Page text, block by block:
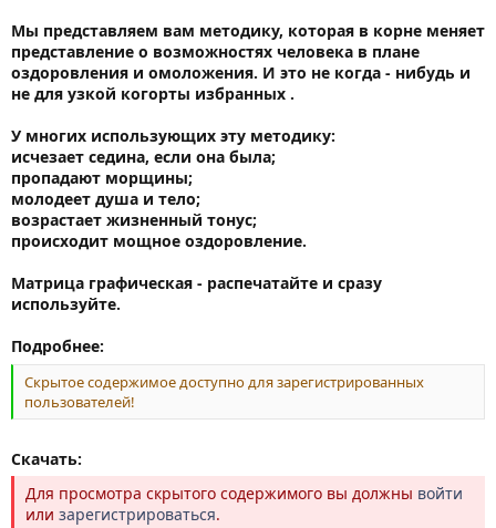
Мы представляем вам методику, которая в корне меняет
представление о возможностях человека в плане
оздоровления и омоложения. И это не когда - нибудь и
не для узкой когорты избранных .
У многих использующих эту методику:
исчезает седина, если она была;
пропадают морщины;
молодеет душа и тело;
возрастает жизненный тонус;
происходит мощное оздоровление.
Матрица графическая - распечатайте и сразу
используйте.
Подробнее:
Скрытое содержимое доступно для зарегистрированных
пользователей!
Скачать:
Для просмотра скрытого содержимого вы должны войти
или зарегистрироваться.